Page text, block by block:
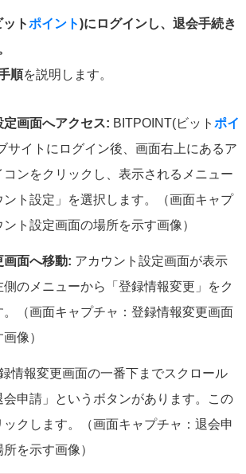
トポイント)にログインし、退会手続き
順を説明します。
定画面へアクセス: BITPOINT(ビット ポイ
サイトにログイン後、画面右上にあるア
コンをクリックし、表示されるメニュー
ント設定」を選択します。（画面キャプ
ト設定画面の場所を示す画像）
画面へ移動: アカウント設定画面が表示
側のメニューから「登録情報変更」をク
。（画面キャプチャ：登録情報変更画面
像）
情報変更画面の一番下までスクロール
会申請」というボタンがあります。この
ックします。（画面キャプチャ：退会申
を示す画像）